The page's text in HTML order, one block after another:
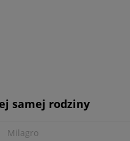
samej rodziny
Milagro